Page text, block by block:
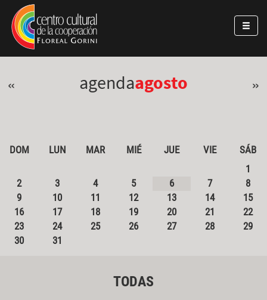
Pasar al contenido principal
Jump to main content
« agendaagosto »
DOM LUN MAR MIÉ JUE VIE
SÁB
1
2
3 4 5 6 7
8
9
10 11 12 13 14
15
16
17 18 19 20 21
22
23
24 25 26 27 28
29
30
31
TODAS